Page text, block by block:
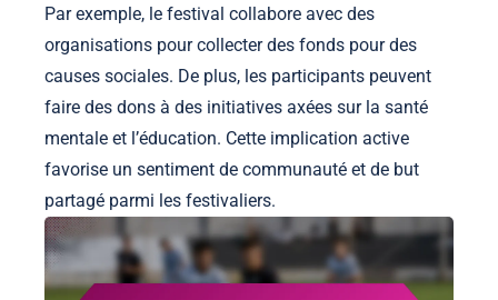
Par exemple, le festival collabore avec des
organisations pour collecter des fonds pour des
causes sociales. De plus, les participants peuvent
faire des dons à des initiatives axées sur la santé
mentale et l’éducation. Cette implication active
favorise un sentiment de communauté et de but
partagé parmi les festivaliers.